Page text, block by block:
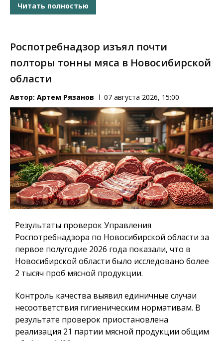
Читать полностью
Роспотребнадзор изъял почти
полторы тонны мяса в Новосибирской
области
Автор: Артем Рязанов 07 августа 2026, 15:00
Результаты проверок Управления
Роспотребнадзора по Новосибирской области за
первое полугодие 2026 года показали, что в
Новосибирской области было исследовано более
2 тысяч проб мясной продукции.
Контроль качества выявил единичные случаи
несоответствия гигиеническим нормативам. В
результате проверок приостановлена
реализация 21 партии мясной продукции общим